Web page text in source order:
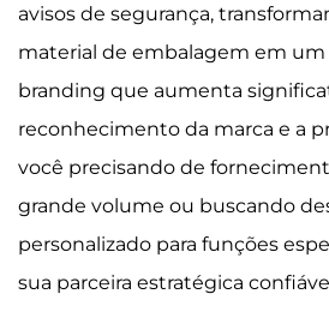
avisos de segurança,
material de embalagem em
branding que aumenta
reconhecimento da marca e a
você precisando de
grande volume ou buscando
personalizado para funções
sua parceira estratégica